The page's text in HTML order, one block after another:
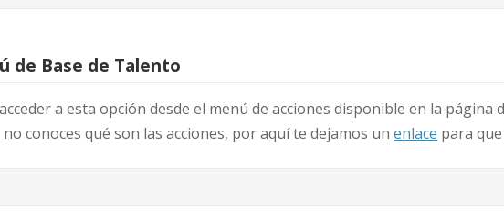
de Base de Talento
a esta opción desde el menú de acciones disponible en la página
conoces qué son las acciones, por aquí te dejamos unenlace para